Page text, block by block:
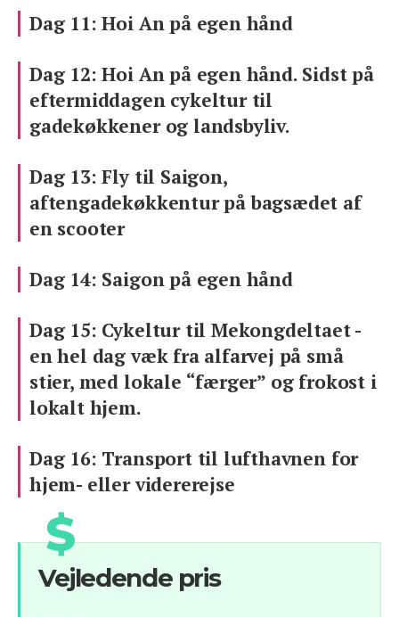
Dag 11: Hoi An på egen hånd
Dag 12: Hoi An på egen hånd. Sidst på
eftermiddagen cykeltur til
gadekøkkener og landsbyliv.
Dag 13: Fly til Saigon,
aftengadekøkkentur på bagsædet af
en scooter
Dag 14: Saigon på egen hånd
Dag 15: Cykeltur til Mekongdeltaet -
en hel dag væk fra alfarvej på små
stier, med lokale “færger” og frokost i
lokalt hjem.
Dag 16: Transport til lufthavnen for
hjem- eller vidererejse
Vejledende pris